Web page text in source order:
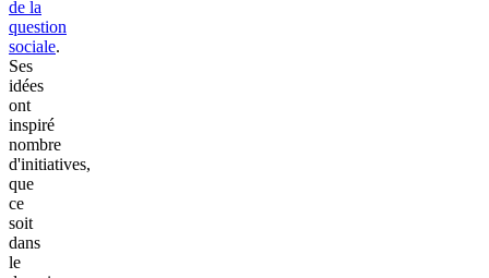
de la
question
sociale.
Ses
idées
ont
inspiré
nombre
d'initiatives,
que
ce
soit
dans
le